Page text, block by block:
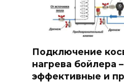
Подключение
нагрева бойлера
эффективные и